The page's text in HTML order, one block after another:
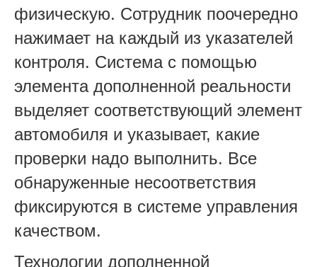
физическую. Сотрудник поочередно
нажимает на каждый из указателей
контроля. Система с помощью
элемента дополненной реальности
выделяет соответствующий элемент
автомобиля и указывает, какие
проверки надо выполнить. Все
обнаруженные несоответствия
фиксируются в системе управления
качеством.
Технологии дополненной